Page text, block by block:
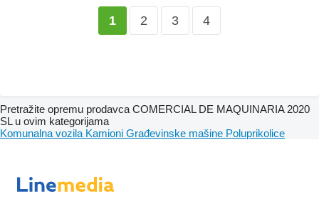
1 2 3 4
Pretražite opremu prodavca COMERCIAL DE MAQUINARIA 2020
SL u ovim kategorijama
Komunalna vozila Kamioni Građevinske mašine Poluprikolice